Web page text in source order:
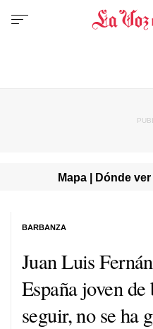
Mapa | Dónde
Juan Luis
España joven
seguir, no se ha
BARBANZA